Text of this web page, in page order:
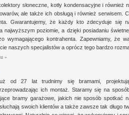
słoneczne, kotły kondensacyjne i również
ale także ich obsługą i również serwisem.
Gwarantujemy, że każdy kto zdecyduje się
najwyższym poziomie, a dzięki posiadaniu
wymagającego kontrahenta. Zapewniamy, że
naszych specjalistów a oprócz tego bardzo
»
od 27 lat trudnimy się bramami,
ich montaż. Staramy się na
bramy garażowe, jakich nie sposób spotkać
swoich klientów a także zawsze tak długo